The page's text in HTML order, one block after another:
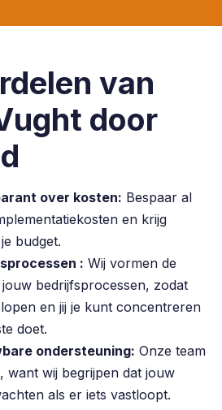
van
door
over kosten: Bespaar al
en krijg
budget.
: Wij vormen de
bedrijfsprocessen, zodat
en jij je kunt concentreren
doet.
ondersteuning: Onze team
want wij begrijpen dat jouw
als er iets vastloopt.